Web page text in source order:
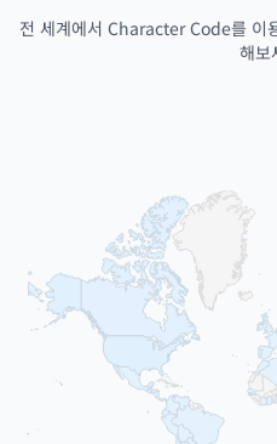
전 세계에서 Character Code를 이
해보